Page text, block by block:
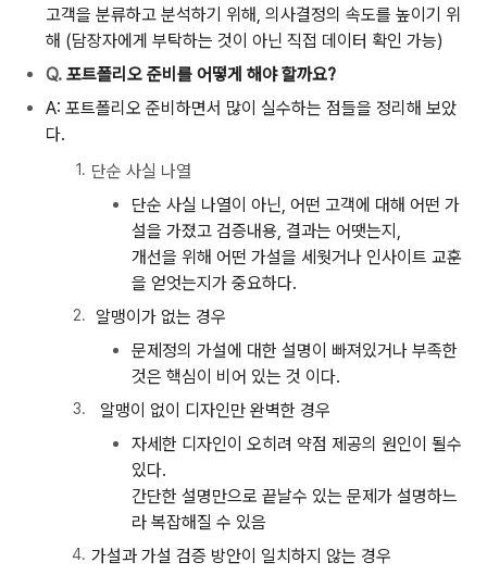
고객을 분류하고 분석하기 위해, 의사결정의 속도를 높이기 위
해 (담장자에게 부탁하는 것이 아닌 직접 데이터 확인 가능)
Q. 포트폴리오 준비를 어떻게 해야 할까요?
A: 포트폴리오 준비하면서 많이 실수하는 점들을 정리해 보았
다.
단순 사실 나열
단순 사실 나열이 아닌, 어떤 고객에 대해 어떤 가
설을 가졌고 검증내용, 결과는 어땟는지,
개선을 위해 어떤 가설을 세웟거나 인사이트 교훈
을 얻엇는지가 중요하다.
알맹이가 없는 경우
문제정의 가설에 대한 설명이 빠져있거나 부족한
것은 핵심이 비어 있는 것 이다.
알맹이 없이 디자인만 완벽한 경우
자세한 디자인이 오히려 약점 제공의 원인이 될수
있다.
간단한 설명만으로 끝날수 있는 문제가 설명하느
라 복잡해질 수 있음
가설과 가설 검증 방안이 일치하지 않는 경우